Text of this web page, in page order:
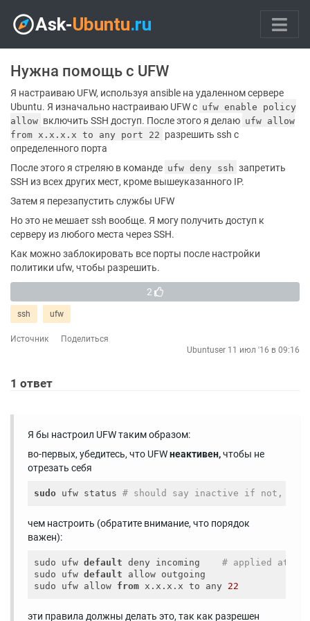
Нужна помощь с UFW
Я настраиваю UFW, используя ansible на удаленном сервере
Ubuntu. Я изначально настраиваю UFW с ufw enable policy
allow включить SSH доступ. После этого я делаю ufw allow
from x.x.x.x to any port 22 разрешить ssh с
определенного порта
После этого я стреляю в команде ufw deny ssh запретить
SSH из всех других мест, кроме вышеуказанного IP.
Затем я перезапустить службы UFW
Но это не мешает ssh вообще. Я могу получить доступ к
серверу из любого места через SSH.
Как можно заблокировать все порты после настройки
политики ufw, чтобы разрешить.
2
ssh ufw
Источник
Поделиться
Ubuntuser 11 июл '16 в 09:16
1 ответ
Я бы настроил UFW таким образом:
во-первых, убедитесь, что UFWнеактивен,чтобы не
отрезать себя
sudo ufw status # should say inactive if not,
чем настроить (обратите внимание, что порядок
важен):
sudo ufw default deny incoming # applied at
sudo ufw default allow outgoing
sudo ufw allow from x.x.x.x to any 22
эти правила должны делать это, так как разрешен